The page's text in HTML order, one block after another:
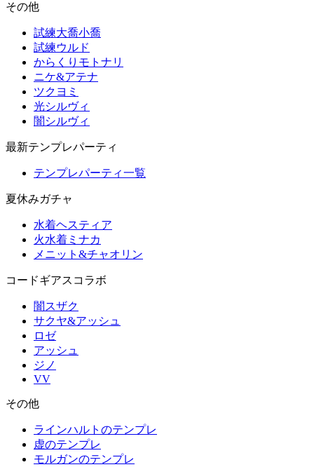
その他
試練大喬小喬
試練ウルド
からくりモトナリ
ニケ&アテナ
ツクヨミ
光シルヴィ
闇シルヴィ
最新テンプレパーティ
テンプレパーティ一覧
夏休みガチャ
水着ヘスティア
火水着ミナカ
メニット&チャオリン
コードギアスコラボ
闇スザク
サクヤ&アッシュ
ロゼ
アッシュ
ジノ
VV
その他
ラインハルトのテンプレ
虚のテンプレ
モルガンのテンプレ